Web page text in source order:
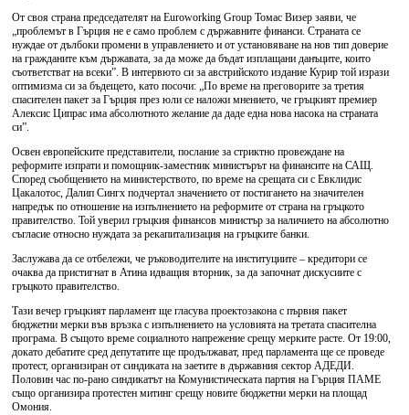
От своя страна председателят на Euroworking Group Томас Визер заяви, че
„проблемът в Гърция не е само проблем с държавните финанси. Страната се
нуждае от дълбоки промени в управлението и от установяване на нов тип доверие
на гражданите към държавата, за да може да бъдат изплащани данъците, които
съответстват на всеки”. В интервюто си за австрийското издание Курир той изрази
оптимизма си за бъдещето, като посочи: „По време на преговорите за третия
спасителен пакет за Гърция през юли се наложи мнението, че гръцкият премиер
Алексис Ципрас има абсолютното желание да даде една нова насока на страната
си”.
Освен европейските представители, послание за стриктно провеждане на
реформите изпрати и помощник-заместник министърът на финансите на САЩ.
Според съобщението на министерството, по време на срещата си с Евклидис
Цакалотос, Далип Сингх подчертал значението от постигането на значителен
напредък по отношение на изпълнението на реформите от страна на гръцкото
правителство. Той уверил гръцкия финансов министър за наличието на абсолютно
съгласие относно нуждата за рекапитализация на гръцките банки.
Заслужава да се отбележи, че ръководителите на институциите – кредитори се
очаква да пристигнат в Атина идващия вторник, за да започнат дискусиите с
гръцкото правителство.
Тази вечер гръцкият парламент ще гласува проектозакона с първия пакет
бюджетни мерки във връзка с изпълнението на условията на третата спасителна
програма. В същото време социалното напрежение срещу мерките расте. От 19:00,
докато дебатите сред депутатите ще продължават, пред парламента ще се проведе
протест, организиран от синдиката на заетите в държавния сектор АДЕДИ.
Половин час по-рано синдикатът на Комунистическата партия на Гърция ПАМЕ
също организира протестен митинг срещу новите бюджетни мерки на площад
Омония.